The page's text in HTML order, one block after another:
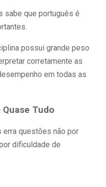
sabe que português é
possui grande peso
corretamente as
em todas as
Tudo
erra questões não por
dificuldade de